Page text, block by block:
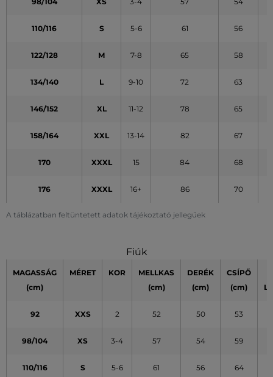
A táblázatban feltüntetett adatok tájékoztató jellegűek
110/116 S 5-6 61 56
122/128 M 7-8 65 58
134/140 L 9-10 72 63
146/152 XL 11-12 78 65
158/164 XXL 13-14 82 67
170 XXXL 15 84 68
176 XXXL 16+ 86 70
Fiúk
MAGASSÁG
(cm)
MÉRET KOR
MELLKAS
(cm)
DERÉK
(cm)
CSÍPŐ
(cm)
92 XXS 2 52 50 53
98/104 XS 3-4 57 54 59
110/116 S 5-6 61 56 64